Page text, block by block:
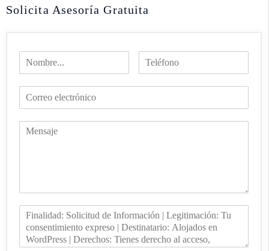
Solicita Asesoría Gratuita